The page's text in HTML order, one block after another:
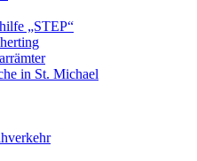
„STEP“
in St. Michael